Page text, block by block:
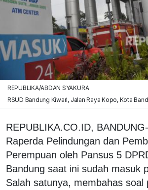
REPUBLIKA/ABDAN SYAKURA
RSUD Bandung Kiwari, Jalan Raya Kopo, Kota
REPUBLIKA.CO.ID,
Raperda Pelindungan dan
Perempuan oleh Pansus 5
Bandung saat ini sudah masuk
Salah satunya, membahas soal